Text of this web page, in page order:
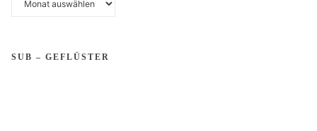
SUB – GEFLÜSTER